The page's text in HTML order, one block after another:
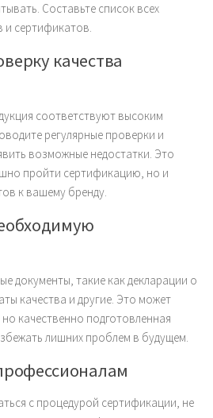
Составьте список всех
и сертификатов.
качества
соответствуют высоким
регулярные проверки и
возможные недостатки. Это
пройти сертификацию, но и
к вашему бренду.
документы, такие как декларации о
качества и другие. Это может
качественно подготовленная
лишних проблем в будущем.
с процедурой сертификации, не